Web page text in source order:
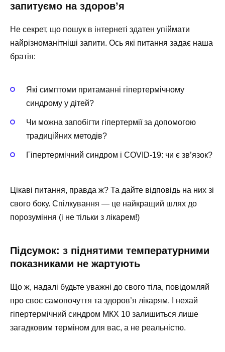
запитуємо на здоров’я
Не секрет, що пошук в інтернеті здатен упіймати
найрізноманітніші запити. Ось які питання задає наша
братія:
Які симптоми притаманні гіпертермічному
синдрому у дітей?
Чи можна запобігти гіпертермії за допомогою
традиційних методів?
Гіпертермічний синдром і COVID-19: чи є зв’язок?
Цікаві питання, правда ж? Та дайте відповідь на них зі
свого боку. Спілкування — це найкращий шлях до
порозуміння (і не тільки з лікарем!)
Підсумок: з піднятими температурними
показниками не жартують
Що ж, надалі будьте уважні до свого тіла, повідомляй
про своє самопочуття та здоров’я лікарям. І нехай
гіпертермічний синдром МКХ 10 залишиться лише
загадковим терміном для вас, а не реальністю.